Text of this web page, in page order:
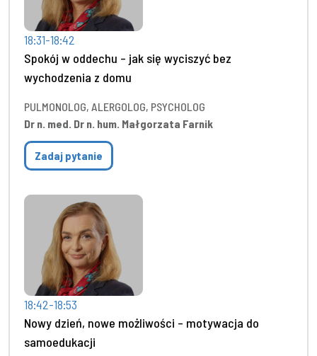
18:31-18:42
Spokój w oddechu – jak się wyciszyć bez
wychodzenia z domu
PULMONOLOG, ALERGOLOG, PSYCHOLOG
Dr n. med. Dr n. hum. Małgorzata Farnik
Zadaj pytanie
18:42-18:53
Nowy dzień, nowe możliwości – motywacja do
samoedukacji